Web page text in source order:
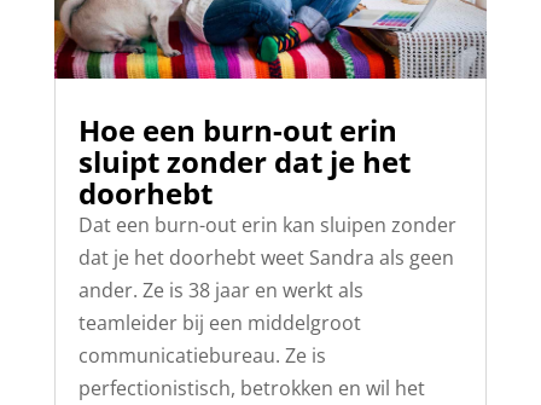
Hoe een burn-out erin
sluipt zonder dat je het
doorhebt
Dat een burn-out erin kan sluipen zonder
dat je het doorhebt weet Sandra als geen
ander. Ze is 38 jaar en werkt als
teamleider bij een middelgroot
communicatiebureau. Ze is
perfectionistisch, betrokken en wil het